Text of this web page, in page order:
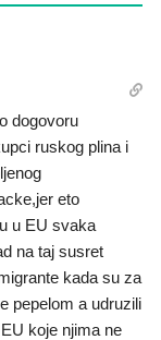
dogovoru
ruskog plina i
eto
u EU svaka
na taj susret
kada su za
pepelom a udruzili
koje njima ne